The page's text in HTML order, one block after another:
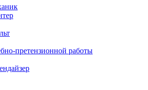
претензионной работы